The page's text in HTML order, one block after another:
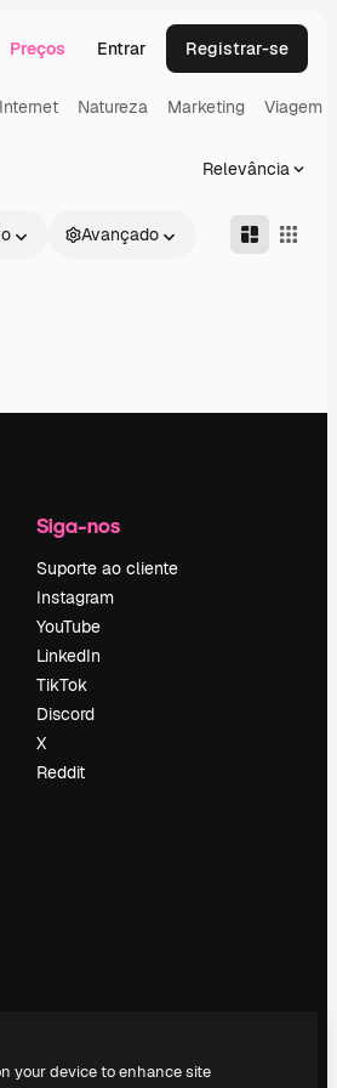
por imagem
Preços Entrar Registrar-se
Internet Natureza Marketing Viagem
Relevância
Avançado
Siga-nos
Suporte ao cliente
Instagram
YouTube
LinkedIn
TikTok
Discord
X
Reddit
your device to enhance site